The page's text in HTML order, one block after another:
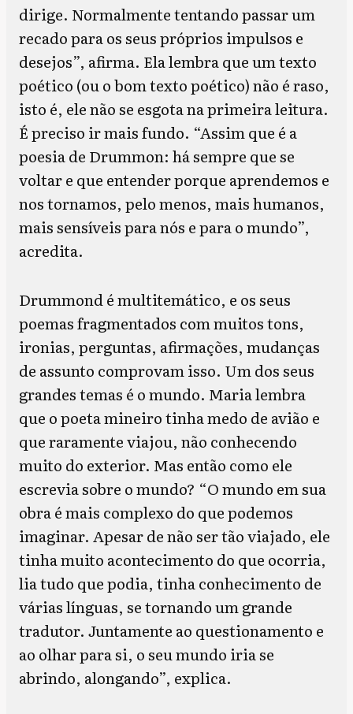
dirige. Normalmente tentando passar um
recado para os seus próprios impulsos e
desejos”, afirma. Ela lembra que um texto
poético (ou o bom texto poético) não é raso,
isto é, ele não se esgota na primeira leitura.
É preciso ir mais fundo. “Assim que é a
poesia de Drummon: há sempre que se
voltar e que entender porque aprendemos e
nos tornamos, pelo menos, mais humanos,
mais sensíveis para nós e para o mundo”,
acredita.
Drummond é multitemático, e os seus
poemas fragmentados com muitos tons,
ironias, perguntas, afirmações, mudanças
de assunto comprovam isso. Um dos seus
grandes temas é o mundo. Maria lembra
que o poeta mineiro tinha medo de avião e
que raramente viajou, não conhecendo
muito do exterior. Mas então como ele
escrevia sobre o mundo? “O mundo em sua
obra é mais complexo do que podemos
imaginar. Apesar de não ser tão viajado, ele
tinha muito acontecimento do que ocorria,
lia tudo que podia, tinha conhecimento de
várias línguas, se tornando um grande
tradutor. Juntamente ao questionamento e
ao olhar para si, o seu mundo iria se
abrindo, alongando”, explica.